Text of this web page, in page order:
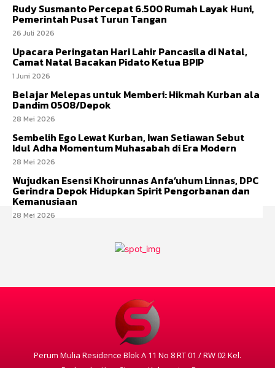
Rudy Susmanto Percepat 6.500 Rumah Layak Huni,
Pemerintah Pusat Turun Tangan
26 Juli 2026
Upacara Peringatan Hari Lahir Pancasila di Natal,
Camat Natal Bacakan Pidato Ketua BPIP
1 Juni 2026
Belajar Melepas untuk Memberi: Hikmah Kurban ala
Dandim 0508/Depok
28 Mei 2026
Sembelih Ego Lewat Kurban, Iwan Setiawan Sebut
Idul Adha Momentum Muhasabah di Era Modern
28 Mei 2026
Wujudkan Esensi Khoirunnas Anfa’uhum Linnas, DPC
Gerindra Depok Hidupkan Spirit Pengorbanan dan
Kemanusiaan
28 Mei 2026
Perum Mulia Residence Blok A 11 No 8 RT 01 / RW 02 Kel.